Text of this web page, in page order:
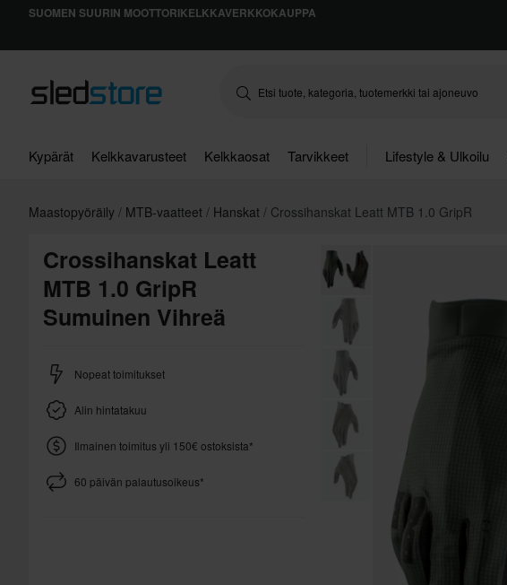
SUOMEN SUURIN MOOTTORIKELKKAVERKKOKAUPPA
Kypärät Kelkkavarusteet Kelkkaosat Tarvikkeet Lifestyle & Ulkoilu
Maastopyöräily MTB-vaatteet Hanskat Crossihanskat Leatt MTB 1.0 GripR
Crossihanskat Leatt
MTB 1.0 GripR
Sumuinen Vihreä
Nopeat toimitukset
Alin hintatakuu
Ilmainen toimitus yli 150€ ostoksista*
60 päivän palautusoikeus*